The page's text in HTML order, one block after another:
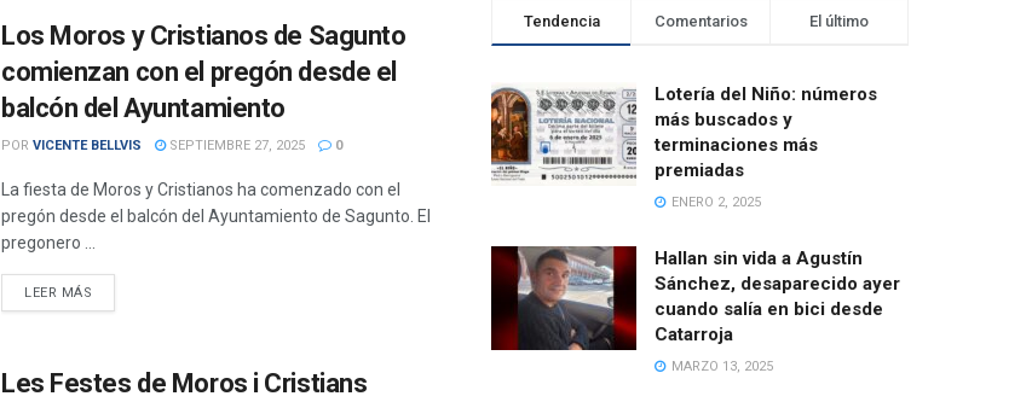
Los Moros y Cristianos de Sagunto
comienzan con el pregón desde el
balcón del Ayuntamiento
POR VICENTE BELLVIS SEPTIEMBRE 27, 2025 0
La fiesta de Moros y Cristianos ha comenzado con el
pregón desde el balcón del Ayuntamiento de Sagunto. El
pregonero ...
LEER MÁS
Les Festes de Moros i Cristians
Tendencia Comentarios El último
Lotería del Niño: números
más buscados y
terminaciones más
premiadas
ENERO 2, 2025
Hallan sin vida a Agustín
Sánchez, desaparecido ayer
cuando salía en bici desde
Catarroja
MARZO 13, 2025